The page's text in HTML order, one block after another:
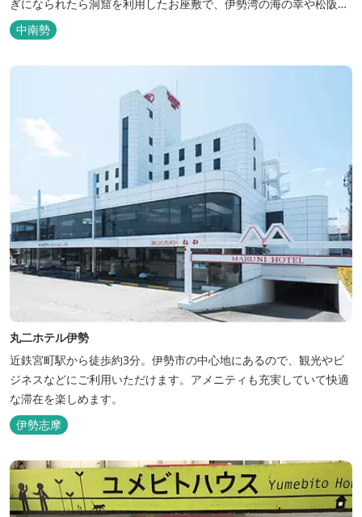
ぎになられたら洞窟を利用したお座敷で、伊勢湾の海の幸や松阪肉
を山海賊焼きをお召し上がりいただけます。年中20度前後の天然空
調、お客様を不思議な空間にご案内！ ご宴会には、大広間で和食会
席、日帰り入浴＆お食事ＯＫ。 温泉は、津に来て津の湯をお楽しみ
中南勢
丸二ホテル伊勢
近鉄宮町駅から徒歩約3分。伊勢市の中心地にあるので、観光やビ
ジネスなどにご利用いただけます。アメニティも充実していて快適
な滞在を楽しめます。
伊勢志摩